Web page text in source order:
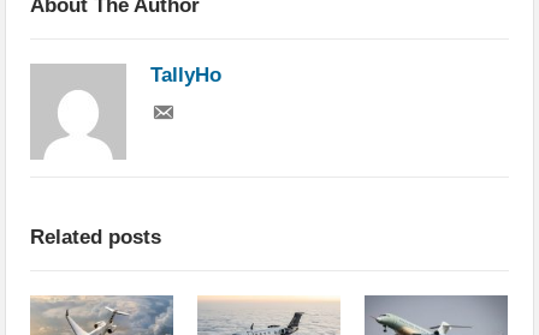
About The Author
TallyHo
Related posts